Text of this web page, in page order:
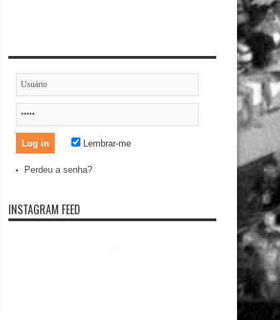
Lembrar-me
Perdeu a senha?
INSTAGRAM FEED